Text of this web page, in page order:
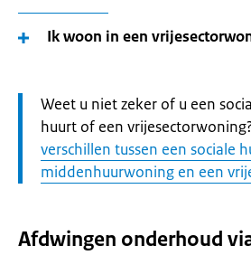
Ik woon in een
Let
op:
Weet u niet zeker of u een
huurt of een
verschillen tussen een sociale
middenhuurwoning en een
Afdwingen onderhoud